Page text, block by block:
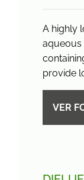
A highly
provide
VER